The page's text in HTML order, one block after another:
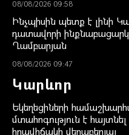
08/08/2026 09:58
Ինչպիսին պետք է լինի
դատավորի
Ղամբարյան
08/08/2026 09:47
Կարևոր
Եկեղեցիների
մտահոգություն է
իրավիճակի վերաբերյալ